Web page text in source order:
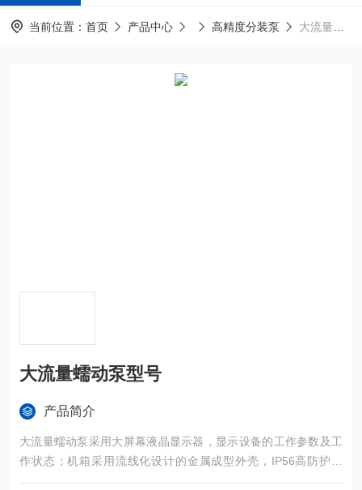
当前位置： 首页 产品中心 高精度分装泵 大流量蠕动泵型号
大流量蠕动泵型号
产品简介
大流量蠕动泵采用大屏幕液晶显示器，显示设备的工作参数及工
作状态；机箱采用流线化设计的金属成型外壳，IP56高防护等
级；机壳表面采用进口烤漆处理，美观大方，利于清洁且防腐。